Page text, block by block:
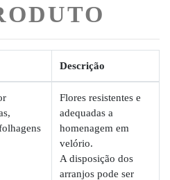
Descrição
Flores resistentes e
adequadas a
homenagem em
velório.
A disposição dos
arranjos pode ser